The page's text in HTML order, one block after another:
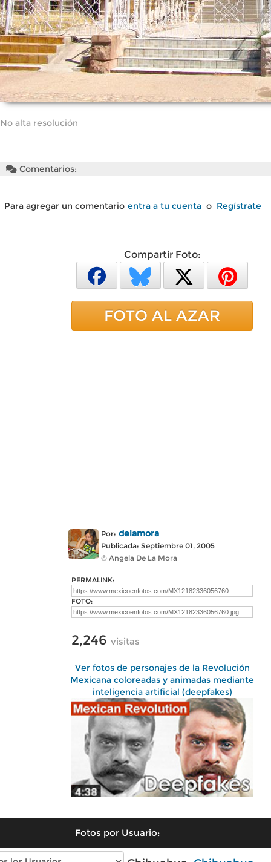
No alta resolución
Comentarios:
Para agregar un comentario entra a tu cuenta o Regístrate
Compartir Foto:
FOTO AL AZAR
Por: delamora
Publicada: Septiembre 01, 2005
© Angela De La Mora
PERMALINK:
FOTO:
2,246 visitas
Ver fotos de personajes de la Revolución
Mexicana coloreadas y animadas mediante
inteligencia artificial (deepfakes)
Fotos por Usuario: